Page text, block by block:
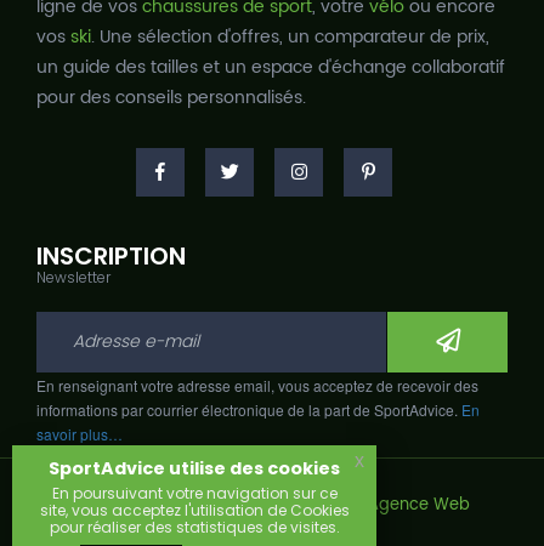
ligne de voschaussures de sport, votre véloou encore
vosski. Une sélection d'offres, un comparateur de prix,
un guide des tailles et un espace d'échange collaboratif
pour des conseils personnalisés.
INSCRIPTION
Newsletter
En renseignant votre adresse email, vous acceptez de recevoir des
informations par courrier électronique de la part de SportAdvice. En
savoir plus…
Copyright © 2026, Développé avec par
Agence Web
Narobaz.
SportAdvice utilise des cookies
En poursuivant votre navigation sur ce
site, vous acceptez l'utilisation de Cookies
pour réaliser des statistiques de visites.
x